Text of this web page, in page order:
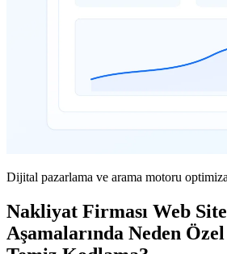
Dijital pazarlama ve arama motoru
Nakliyat Firması Web
Aşamalarında Neden